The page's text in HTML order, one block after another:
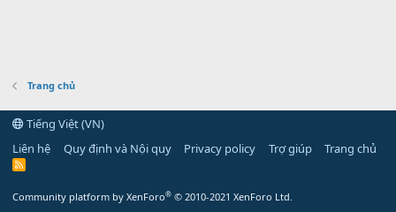
Trang chủ
Tiếng Việt (VN)
Liên hệ
Quy định và Nội quy Privacy policy Trợ giúp Trang chủ
R
Community platform by XenForo® © 2010-2021 XenForo Ltd.